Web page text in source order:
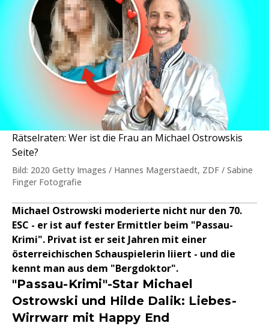
Rätselraten: Wer ist die Frau an Michael Ostrowskis
Seite?
Bild: 2020 Getty Images / Hannes Magerstaedt, ZDF / Sabine
Finger Fotografie
Michael Ostrowski moderierte nicht nur den 70.
ESC - er ist auf fester Ermittler beim "Passau-
Krimi". Privat ist er seit Jahren mit einer
österreichischen Schauspielerin liiert - und die
kennt man aus dem "Bergdoktor".
"Passau-Krimi"-Star Michael
Ostrowski und Hilde Dalik: Liebes-
Wirrwarr mit Happy End